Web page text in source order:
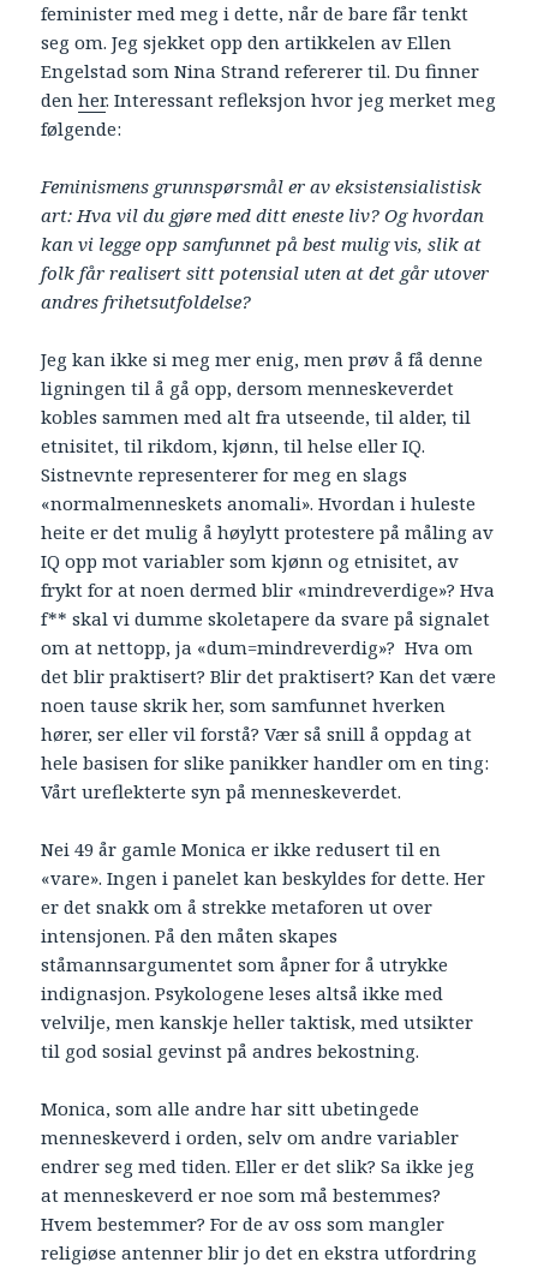
feminister med meg i dette, når de bare får tenkt
seg om. Jeg sjekket opp den artikkelen av Ellen
Engelstad som Nina Strand refererer til. Du finner
denher. Interessant refleksjon hvor jeg merket meg
følgende:
Feminismens grunnspørsmål er av eksistensialistisk
art: Hva vil du gjøre med ditt eneste liv? Og hvordan
kan vi legge opp samfunnet på best mulig vis, slik at
folk får realisert sitt potensial uten at det går utover
andres frihetsutfoldelse?
Jeg kan ikke si meg mer enig, men prøv å få denne
ligningen til å gå opp, dersom menneskeverdet
kobles sammen med alt fra utseende, til alder, til
etnisitet, til rikdom, kjønn, til helse eller IQ.
Sistnevnte representerer for meg en slags
«normalmenneskets anomali». Hvordan i huleste
heite er det mulig å høylytt protestere på måling av
IQ opp mot variabler som kjønn og etnisitet, av
frykt for at noen dermed blir «mindreverdige»? Hva
f** skal vi dumme skoletapere da svare på signalet
om at nettopp, ja «dum=mindreverdig»? Hva om
det blir praktisert? Blir det praktisert? Kan det være
noen tause skrik her, som samfunnet hverken
hører, ser eller vil forstå? Vær så snill å oppdag at
hele basisen for slike panikker handler om en ting:
Vårt ureflekterte syn på menneskeverdet.
Nei 49 år gamle Monica er ikke redusert til en
«vare». Ingen i panelet kan beskyldes for dette. Her
er det snakk om å strekke metaforen ut over
intensjonen. På den måten skapes
ståmannsargumentet som åpner for å utrykke
indignasjon. Psykologene leses altså ikke med
velvilje, men kanskje heller taktisk, med utsikter
til god sosial gevinst på andres bekostning.
Monica, som alle andre har sitt ubetingede
menneskeverd i orden, selv om andre variabler
endrer seg med tiden. Eller er det slik? Sa ikke jeg
at menneskeverd er noe som må bestemmes?
Hvem bestemmer? For de av oss som mangler
religiøse antenner blir jo det en ekstra utfordring